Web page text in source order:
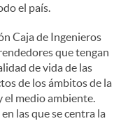
el país.
Caja de Ingenieros
que tengan
de vida de las
de los ámbitos de la
el medio ambiente.
las que se centra la